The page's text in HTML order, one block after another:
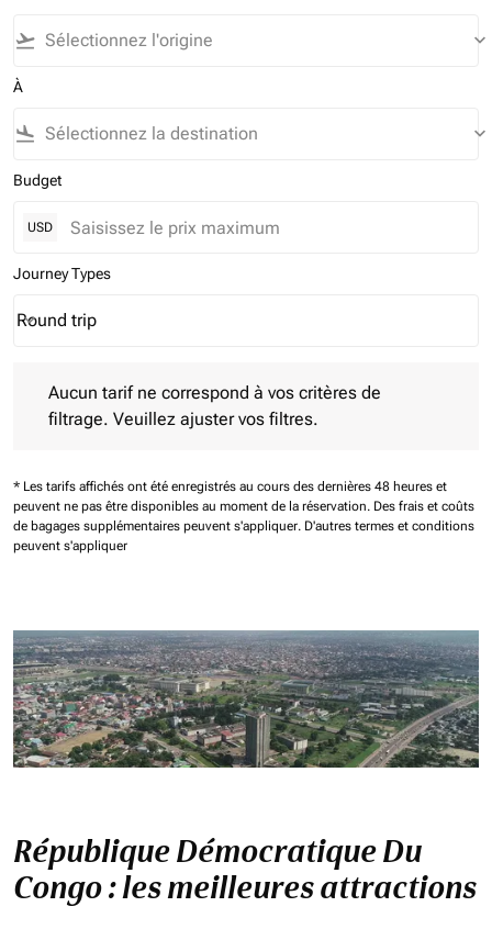
flight_takeoff keyboard_arrow_down
À
flight_land keyboard_arrow_down
Budget
USD
Journey Types
Journey Types option Round trip Selected
Round trip
keyboard_arrow_down
Aucun tarif ne correspond à vos critères de
filtrage. Veuillez ajuster vos filtres.
* Les tarifs affichés ont été enregistrés au cours des dernières 48 heures et
peuvent ne pas être disponibles au moment de la réservation. Des frais et coûts
de bagages supplémentaires peuvent s'appliquer. D'autres termes et conditions
peuvent s'appliquer
République Démocratique Du
Congo : les meilleures attractions